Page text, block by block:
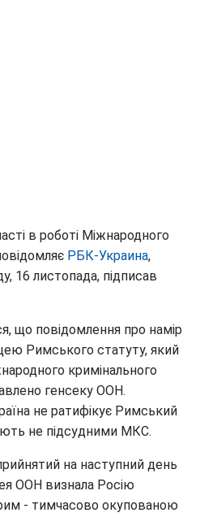
в роботі Міжнародного
РБК-Украина,
16 листопада, підписав
що повідомлення про намір
Римського статуту, який
кримінального
генсеку ООН.
не ратифікує Римський
не підсудними МКС.
на наступний день
ООН визнала Росію
- тимчасово окупованою